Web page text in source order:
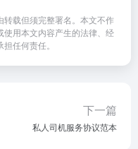
载但须完整署名。本文不作
使用本文内容产生的法律、经
任何责任。
下一篇
私人司机服务协议范本